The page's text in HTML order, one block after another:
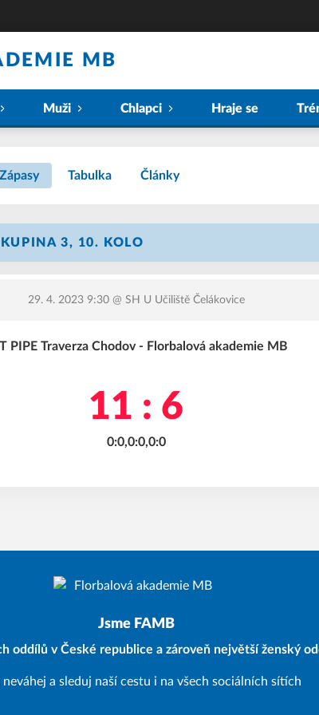
MB
Muži Chlapci Hraje se
Zápasy Tabulka Články
3, 10. KOLO
29. 4. 2023 9:30@ SH U Učiliště Čelákovice
PIPE Traverza Chodov - Florbalová akademie MB
11 : 6
0:0,0:0,0:0
Jsme FAMB
oddílů v České republice a zároveň největší ženský
neváhej a sleduj naší cestu i na všech sociálních sítích